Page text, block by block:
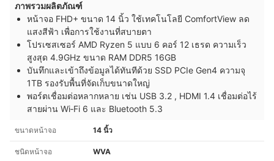
ภาพรวมผลิตภัณฑ์
หน้าจอ FHD+ ขนาด 14 นิ้ว ใช้เทคโนโลยี ComfortView ลด
แสงสีฟ้า เพื่อการใช้งานที่สบายตา
โปรเซสเซอร์ AMD Ryzen 5 แบบ 6 คอร์ 12 เธรด ความเร็ว
สูงสุด 4.9GHz ขนาด RAM DDR5 16GB
บันทึกและเข้าถึงข้อมูลได้ทันทีด้วย SSD PCIe Gen4 ความจุ
1TB รองรับพื้นที่จัดเก็บขนาดใหญ่
พอร์ตเชื่อมต่อหลากหลาย เช่น USB 3.2 , HDMI 1.4 เชื่อมต่อไร้
สายผ่าน Wi‑Fi 6 และ Bluetooth 5.3
ขนาดหน้าจอ 14 นิ้ว
ชนิดหน้าจอ WVA